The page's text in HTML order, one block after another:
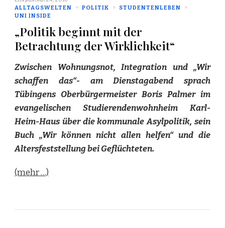
ALLTAGSWELTEN
POLITIK
STUDENTENLEBEN
UNI INSIDE
„Politik beginnt mit der
Betrachtung der Wirklichkeit“
Zwischen Wohnungsnot, Integration und „Wir
schaffen das“- am Dienstagabend sprach
Tübingens Oberbürgermeister Boris Palmer im
evangelischen Studierendenwohnheim Karl-
Heim-Haus über die kommunale Asylpolitik, sein
Buch „Wir können nicht allen helfen“ und die
Altersfeststellung bei Geflüchteten.
(mehr …)